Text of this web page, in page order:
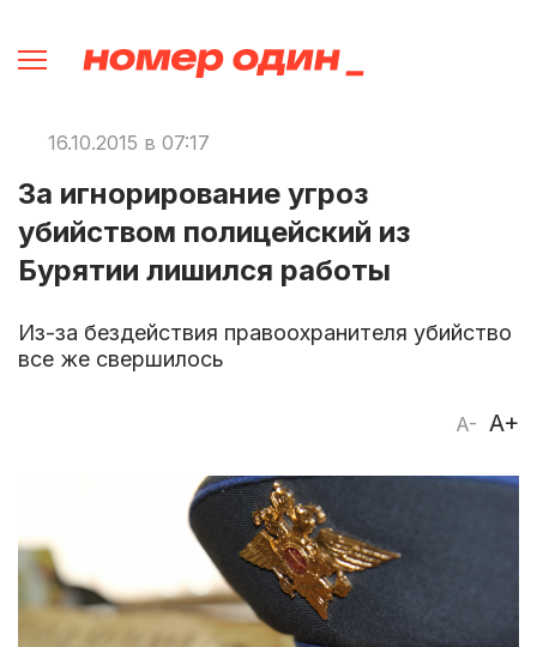
16.10.2015 в 07:17
За игнорирование угроз
убийством полицейский из
Бурятии лишился работы
Из-за бездействия правоохранителя убийство
все же свершилось
A- A+